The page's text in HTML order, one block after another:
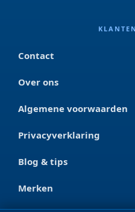
Contact
Over ons
Algemene voorwaarden
Privacyverklaring
Blog & tips
Merken